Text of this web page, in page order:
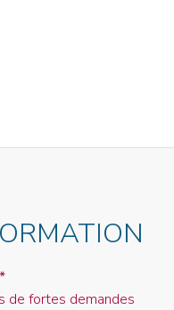
de fortes demandes